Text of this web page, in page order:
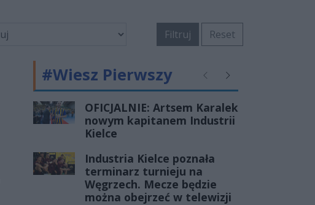
Filtruj Reset
#Wiesz Pierwszy PoprzednieNastępne
OFICJALNIE: Artsem Karalek
nowym kapitanem Industrii
Kielce
Industria Kielce poznała
terminarz turnieju na
Węgrzech. Mecze będzie
można obejrzeć w telewizji